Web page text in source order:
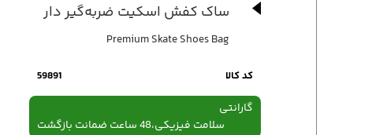
ساک کفش اسکیت ضربه‌گیر دار
Premium Skate Shoes Bag
کد کالا 59891
گارانتی
سلامت فیزیکی،48 ساعت ضمانت بازگشت